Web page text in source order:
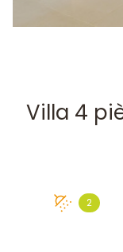
Villa 4 pièce(s) 3 chambre(s)
2